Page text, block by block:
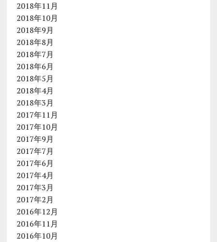
2018年11月
2018年10月
2018年9月
2018年8月
2018年7月
2018年6月
2018年5月
2018年4月
2018年3月
2017年11月
2017年10月
2017年9月
2017年7月
2017年6月
2017年4月
2017年3月
2017年2月
2016年12月
2016年11月
2016年10月